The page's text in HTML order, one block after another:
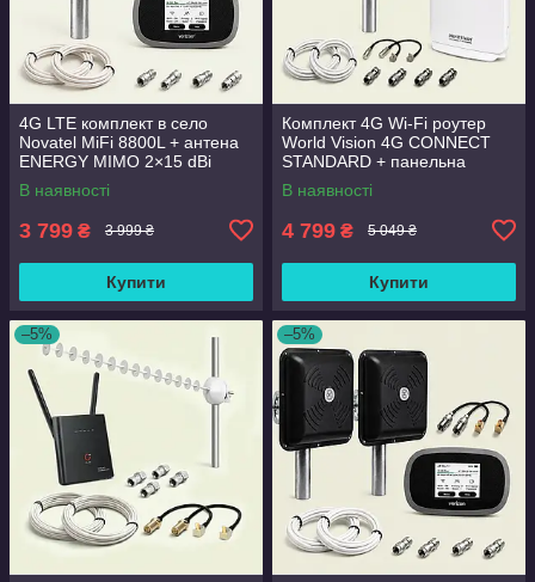
4G LTE комплект в село
Novatel MiFi 8800L + антена
ENERGY MIMO 2×15 dBi
(БІЛА)+ кабель і перехідники
В наявності
3 799 ₴ 3 999 ₴
Купити
Комплект 4G Wi-Fi роутер
World Vision 4G CONNECT
STANDARD + панельна
антена Energy MIMO 2×15
dBi
В наявності
4 799 ₴ 5 049 ₴
Купити
–5% –5%